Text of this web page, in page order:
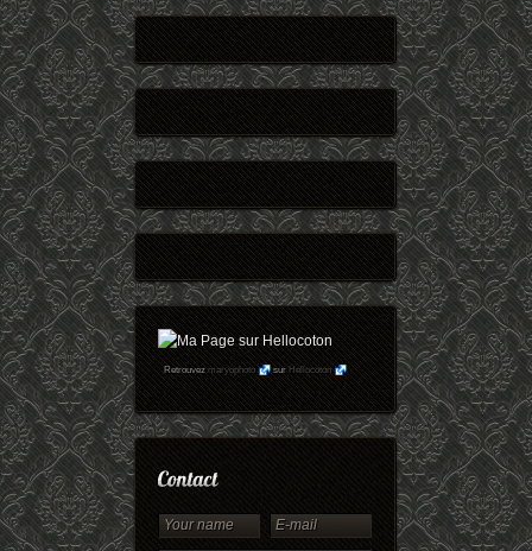
Retrouvezmaryophoto surHellocoton